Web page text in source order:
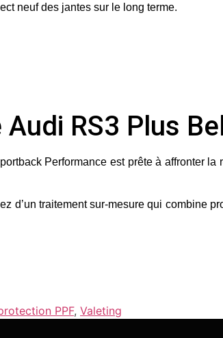
neuf des jantes sur le long terme.
RS3 Plus
Performance est prête à affronter
d’un traitement sur-mesure qui combine
PPF, Valeting